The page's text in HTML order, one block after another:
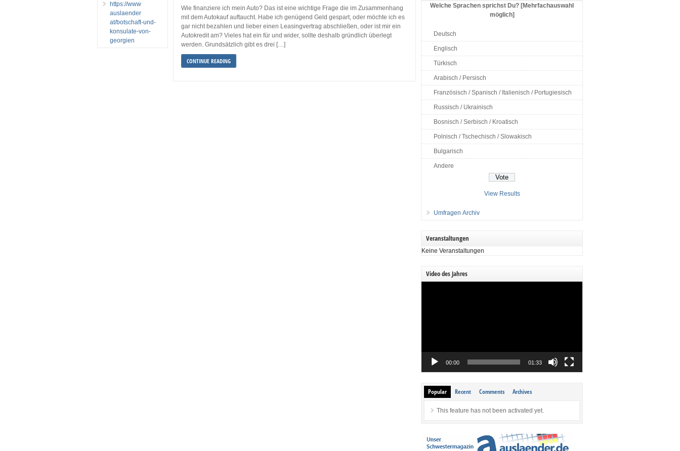
Wie finanziere ich mein Auto? Das ist eine wichtige Frage die im Zusammenhang
mit dem Autokauf auftaucht. Habe ich genügend Geld gespart, oder möchte ich es
gar nicht bezahlen und lieber einen Leasingvertrag abschließen, oder ist mir ein
Autokredit am? Vieles hat ein für und wider, sollte deshalb gründlich überlegt
werden. Grundsätzlich gibt es drei […]
CONTINUE READING
https://www
auslaender
at/botschaft-und-
konsulate-von-
georgien
Welche Sprachen sprichst Du? [Mehrfachauswahl
möglich]
Deutsch
Englisch
Türkisch
Arabisch / Persisch
Französisch / Spanisch / Italienisch / Portugiesisch
Russisch / Ukrainisch
Bosnisch / Serbisch / Kroatisch
Polnisch / Tschechisch / Slowakisch
Bulgarisch
Andere
View Results
Umfragen Archiv
Veranstaltungen
Keine Veranstaltungen
Video des Jahres
00:00 01:33
Popular Recent Comments Archives
This feature has not been activated yet.